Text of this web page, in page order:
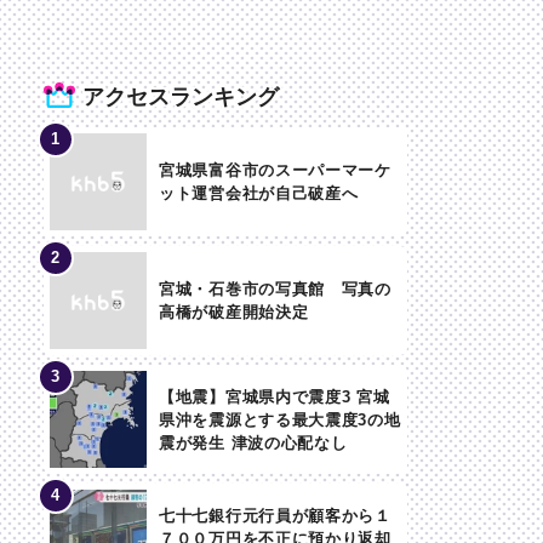
アクセスランキング
宮城県富谷市のスーパーマーケ
ット運営会社が自己破産へ
宮城・石巻市の写真館 写真の
高橋が破産開始決定
【地震】宮城県内で震度3 宮城
県沖を震源とする最大震度3の地
震が発生 津波の心配なし
七十七銀行元行員が顧客から１
７００万円を不正に預かり返却